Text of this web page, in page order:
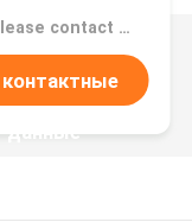
Цена：Please contact us for quotation
контактные
данные